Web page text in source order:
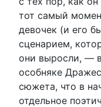
тот самый
девочек (и его
сценарием,
они выросли, —
особняке
сюжета, что в
отдельное